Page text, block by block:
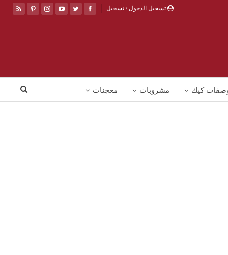
تسجيل الدخول / تسجيل
كيك مشروبات معجنات